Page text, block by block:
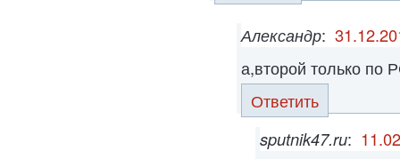
Александр:
а,второй только по
Ответить
sputnik47.ru: